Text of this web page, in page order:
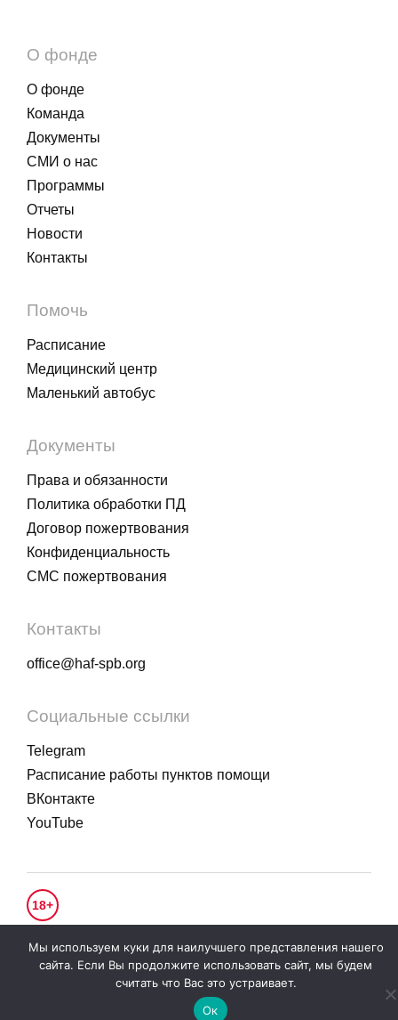
О фонде
О фонде
Команда
Документы
СМИ о нас
Программы
Отчеты
Новости
Контакты
Помочь
Расписание
Медицинский центр
Маленький автобус
Документы
Права и обязанности
Политика обработки ПД
Договор пожертвования
Конфиденциальность
СМС пожертвования
Контакты
office@haf-spb.org
Социальные ссылки
Telegram
Расписание работы пунктов помощи
ВКонтакте
YouTube
18+
© 2020 - 2026.
Политика конфиденциальности
Мы используем куки для наилучшего представления нашего
сайта. Если Вы продолжите использовать сайт, мы будем
считать что Вас это устраивает.
Ок